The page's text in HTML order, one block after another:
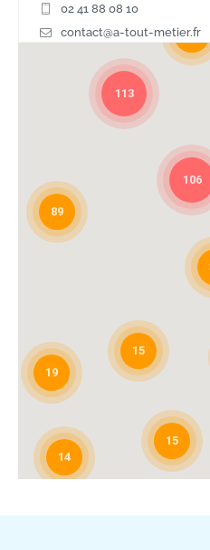
02 41 88 08 10
contact@a-tout-metier.fr
Blanchisserie, teinturerie
56 avenue de
29000 QUIMPER
02 98 53 01 27
direction@blanchisserie-
89
15
113
19
106
14
37
15